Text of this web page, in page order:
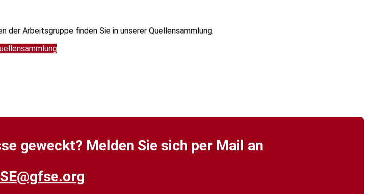
Arbeitsgruppe finden Sie in unserer Quellensammlung.
geweckt? Melden Sie sich per Mail an